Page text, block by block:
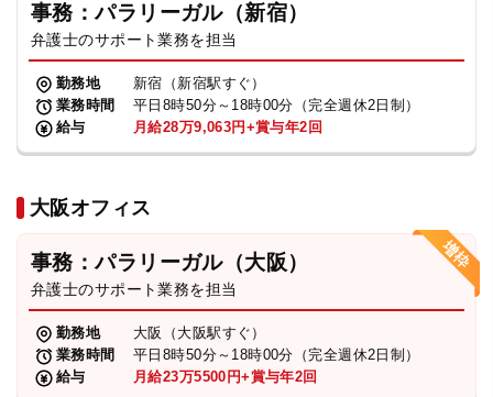
事務：パラリーガル（新宿）
弁護士のサポート業務を担当
勤務地
新宿（新宿駅すぐ）
業務時間
平日8時50分～18時00分（完全週休2日制）
給与
月給28万9,063円+賞与年2回
大阪オフィス
事務：パラリーガル（大阪）
弁護士のサポート業務を担当
勤務地
大阪（大阪駅すぐ）
業務時間
平日8時50分～18時00分（完全週休2日制）
給与
月給23万5500円+賞与年2回